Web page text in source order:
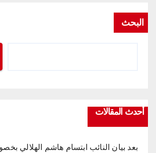
البحث
أحدث المقالات
بعد بيان النائب ابتسام هاشم الهلالي